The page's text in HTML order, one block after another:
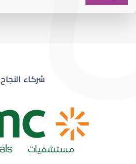
ضعف نظر مفاجئشركاء النجاح